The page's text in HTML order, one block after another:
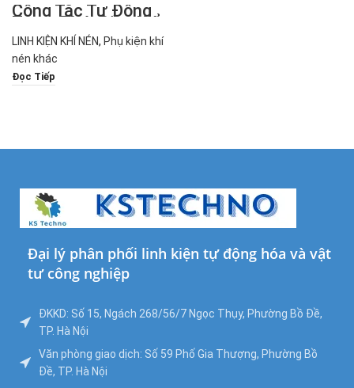
Công Tắc Tự Động
Trạng Thái Rắn, Kiểu
Lắp Trực Tiếp, D-
M9N (V) / D-M9P
(V) / D-M9B (V) (D-
M9B)
LINH KIỆN KHÍ NÉN, Phụ kiện khí
nén khác
Đọc Tiếp
Đại lý phân phối linh kiện tự động hóa và vật
tư công nghiệp
ĐKKD: Số 15, Ngách 268/56/7 Ngọc Thụy, Phường Bồ Đề,
TP. Hà Nội
Văn phòng giao dịch: Số 59 Phố Gia Thượng, Phường Bồ
Đề, TP. Hà Nội